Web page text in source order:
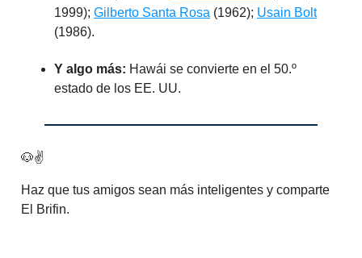
1999); Gilberto Santa Rosa (1962); Usain Bolt
(1986).
Y algo más: Hawái se convierte en el 50.º
estado de los EE. UU.
🐶✌️
Haz que tus amigos sean más inteligentes y comparte
El Brifin.